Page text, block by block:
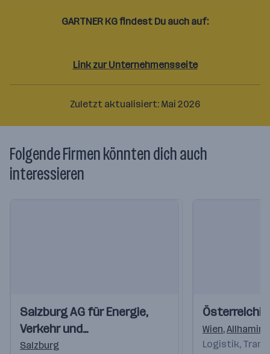
GARTNER KG findest Du auch auf:
Link zur Unternehmensseite
Zuletzt aktualisiert: Mai 2026
Folgende Firmen könnten dich auch
interessieren
Videos
Einblicke
Einblicke
Salzburg AG für Energie,
Verkehr und
Telekommunikation
Salzburg
Videos
Einblicke
Einblicke
Wien,Allhaming
Logistik,